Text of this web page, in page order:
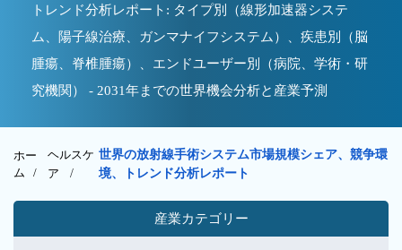
トレンド分析レポート: タイプ別（線形加速器システ
ム、陽子線治療、ガンマナイフシステム）、疾患別（脳
腫瘍、脊椎腫瘍）、エンドユーザー別（病院、学術・研
究機関） - 2031年までの世界機会分析と産業予測
ホー
ム /
ヘルスケ
ア /
世界の放射線手術システム市場規模シェア、競争環
境、トレンド分析レポート
産業カテゴリー